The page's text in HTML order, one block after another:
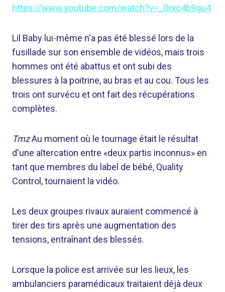
https://www.youtube.com/watch?v=_0rxc4b9gu4
Lil Baby lui-même n'a pas été blessé lors de la
fusillade sur son ensemble de vidéos, mais trois
hommes ont été abattus et ont subi des
blessures à la poitrine, au bras et au cou. Tous les
trois ont survécu et ont fait des récupérations
complètes.
TmzAu moment où le tournage était le résultat
d'une altercation entre «deux partis inconnus» en
tant que membres du label de bébé, Quality
Control, tournaient la vidéo.
Les deux groupes rivaux auraient commencé à
tirer des tirs après une augmentation des
tensions, entraînant des blessés.
Lorsque la police est arrivée sur les lieux, les
ambulanciers paramédicaux traitaient déjà deux